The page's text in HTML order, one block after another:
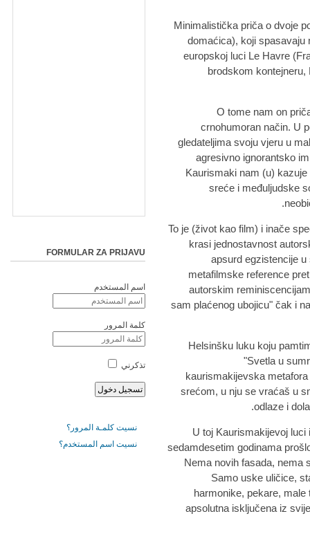
Minimalistička priča o dvoje
domaćica), koji spasavaju
europskoj luci Le Havre
brodskom kontejneru,
O tome nam on
crnohumoran način. U
gledateljima svoju vjeru u
agresivno ignorantsko
Kaurismaki nam (u)
sreće i međuljudske
To je (život kao film) i inače
krasi jednostavnost
apsurd egzistencije
metafilmske reference
autorskim
sam plaćenog ubojicu" čak i
Helsinšku luku koju
"Svetla u
kaurismakijevska
srećom, u nju se vraćaš u
odlaze i
U toj Kaurismakijevoj
sedamdesetim godinama
Nema novih fasada, nema
Samo uske uličice,
harmonike, pekare,
apsolutna isključena iz
FORMULAR ZA PRIJAVU
اسم المستخدم
كلمة المرور
تذكرني
نسيت كلمـة المرور؟
نسيت اسم المستخدم؟